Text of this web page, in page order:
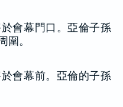
會幕門口。亞倫子孫
圍。
會幕前。亞倫的子孫